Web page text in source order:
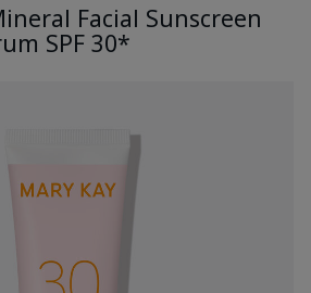
Facial Sunscreen
SPF 30*